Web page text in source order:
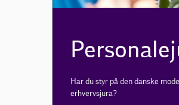
Har du styr på den danske
erhvervsjura?